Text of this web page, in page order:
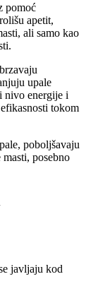
pomoć
apetit,
ali samo kao
upale
nivo energije i
tokom
poboljšavaju
posebno
javljaju kod